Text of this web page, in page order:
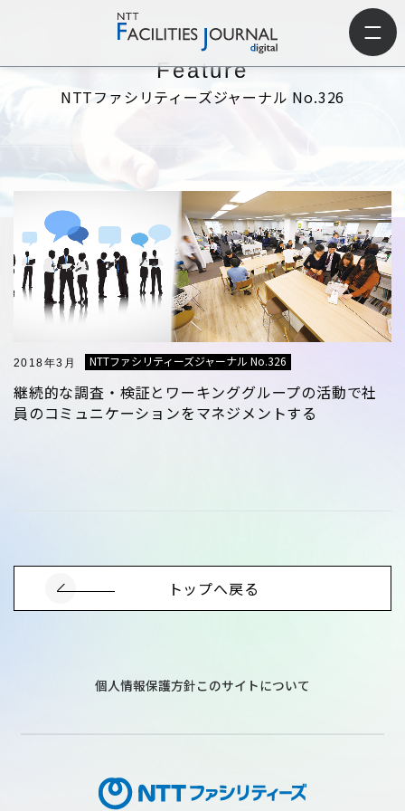
NTTファシリティーズジャーナル > NTTファシリティーズジャーナル N
Feature
NTTファシリティーズジャーナル No.326
2018年3月 NTTファシリティーズジャーナル No.326
継続的な調査・検証とワーキンググループの活動で社
員のコミュニケーションをマネジメントする
トップへ戻る
個人情報保護方針このサイトについて